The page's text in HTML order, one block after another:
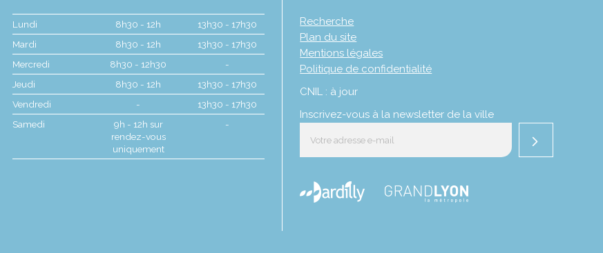
Lundi 8h30 - 12h
13h30 - 17h30
Mardi
8h30 - 12h
13h30 - 17h30
Mercredi
8h30 - 12h30
-
Jeudi
8h30 - 12h
13h30 - 17h30
Vendredi
-
13h30 - 17h30
Samedi
9h - 12h sur
rendez-vous
uniquement
-
Recherche
Plan du site
Mentions légales
Politique de confidentialité
CNIL : à jour
Inscrivez-vous à la newsletter de la ville